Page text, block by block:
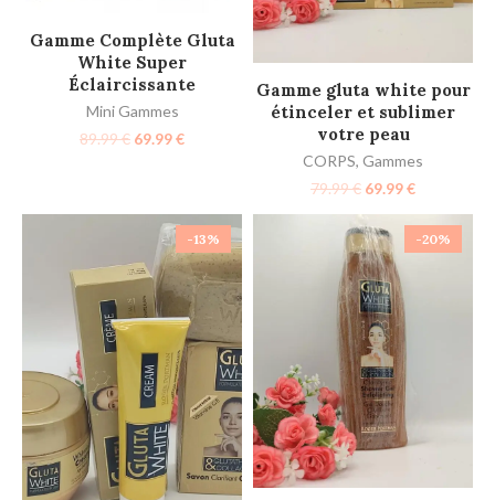
AJOUTER AU PANIER
Gamme Complète Gluta
White Super
Éclaircissante
Mini Gammes
89.99€ 69.99€
AJOUTER AU PANIER
Gamme gluta white pour
étinceler et sublimer
votre peau
CORPS, Gammes
79.99€ 69.99€
-13% -20%